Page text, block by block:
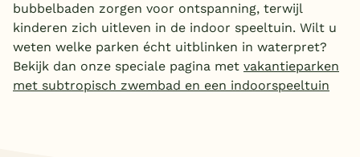
bubbelbaden zorgen voor ontspanning, terwijl
kinderen zich uitleven in de indoor speeltuin. Wilt u
weten welke parken écht uitblinken in waterpret?
Bekijk dan onze speciale pagina met vakantieparken
met subtropisch zwembad en een indoorspeeltuin